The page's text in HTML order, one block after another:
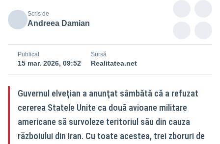
Scris de
Andreea Damian
Publicat
15 mar. 2026, 09:52
Sursă
Realitatea.net
Guvernul elveţian a anunţat sâmbătă că a refuzat
cererea Statele Unite ca două avioane militare
americane să survoleze teritoriul său din cauza
războiului din Iran. Cu toate acestea, trei zboruri de